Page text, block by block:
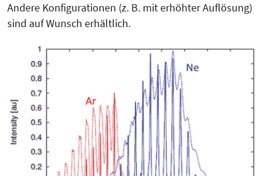
Andere Kon­figurationen (z. B. mit erhöhter Auf­lö­sung)
sind auf Wunsch erhältlich.